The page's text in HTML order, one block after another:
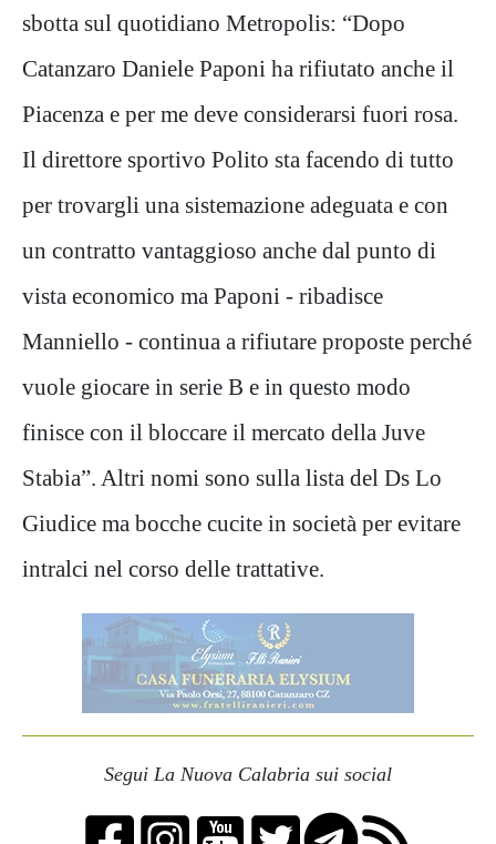
sbotta sul quotidiano Metropolis: “Dopo
Catanzaro Daniele Paponi ha rifiutato anche il
Piacenza e per me deve considerarsi fuori rosa.
Il direttore sportivo Polito sta facendo di tutto
per trovargli una sistemazione adeguata e con
un contratto vantaggioso anche dal punto di
vista economico ma Paponi - ribadisce
Manniello - continua a rifiutare proposte perché
vuole giocare in serie B e in questo modo
finisce con il bloccare il mercato della Juve
Stabia”. Altri nomi sono sulla lista del Ds Lo
Giudice ma bocche cucite in società per evitare
intralci nel corso delle trattative.
Segui La Nuova Calabria sui social